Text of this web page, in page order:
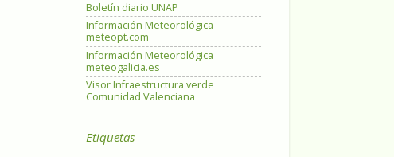
Boletín diario UNAP
Información Meteorológica
meteopt.com
Información Meteorológica
meteogalicia.es
Visor Infraestructura verde
Comunidad Valenciana
Etiquetas